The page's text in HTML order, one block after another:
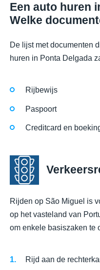
Een auto huren
Welke
De lijst met documenten
huren in Ponta Delgada
Rijbewijs
Paspoort
Creditcard en
Rijden op São Miguel is
op het vasteland van
om enkele basiszaken te
Rijd aan de